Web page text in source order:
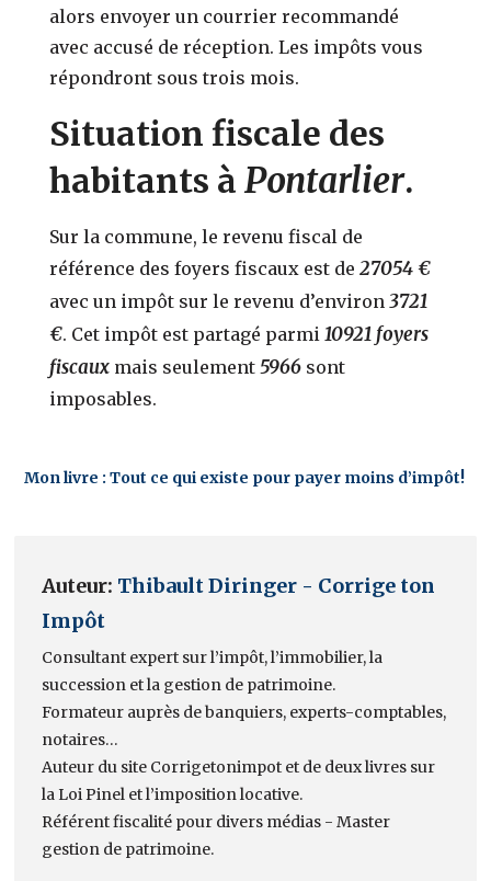
alors envoyer un courrier recommandé
avec accusé de réception. Les impôts vous
répondront sous trois mois.
Situation fiscale des
habitants àPontarlier.
Sur la commune, le revenu fiscal de
référence des foyers fiscaux est de27054 €
avec un impôt sur le revenu d’environ 3721
€. Cet impôt est partagé parmi 10921 foyers
fiscaux mais seulement 5966 sont
imposables.
Mon livre : Tout ce qui existe pour payer moins d’impôt!
Auteur: Thibault Diringer - Corrige ton
Impôt
Consultant expert sur l’impôt, l’immobilier, la
succession et la gestion de patrimoine.
Formateur auprès de banquiers, experts-comptables,
notaires…
Auteur du site Corrigetonimpot et de deux livres sur
la Loi Pinel et l’imposition locative.
Référent fiscalité pour divers médias - Master
gestion de patrimoine.